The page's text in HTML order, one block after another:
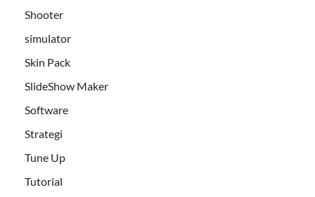
Shooter
simulator
Skin Pack
SlideShow Maker
Software
Strategi
Tune Up
Tutorial